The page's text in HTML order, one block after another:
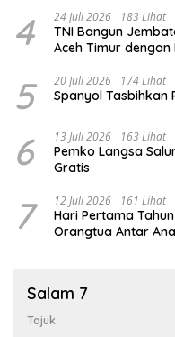
4 24 Juli 2026 183 Lihat
TNI Bangun
Aceh Timur dengan
5 20 Juli 2026 174 Lihat
Spanyol Tasbihkan
6 13 Juli 2026 163 Lihat
Pemko Langsa
Gratis
7 12 Juli 2026 161 Lihat
Hari Pertama
Orangtua Antar
Salam 7
Tajuk